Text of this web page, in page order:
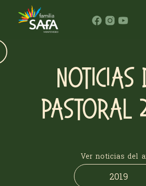
NOTICIAS
PASTORAL
Ver noticias del
2019